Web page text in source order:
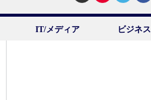
IT/メディア ビジネス